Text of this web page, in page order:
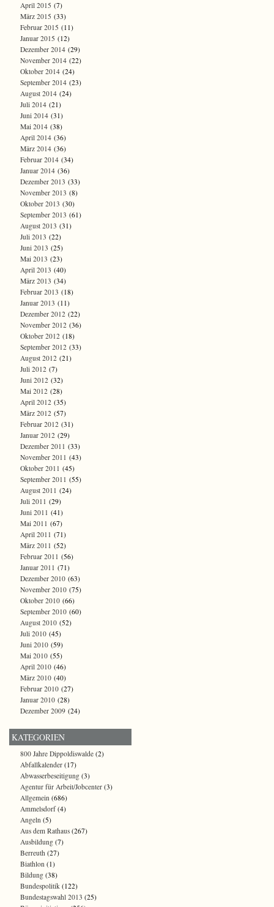
April 2015 (7)
März 2015 (33)
Februar 2015 (11)
Januar 2015 (12)
Dezember 2014 (29)
November 2014 (22)
Oktober 2014 (24)
September 2014 (23)
August 2014 (24)
Juli 2014 (21)
Juni 2014 (31)
Mai 2014 (38)
April 2014 (36)
März 2014 (36)
Februar 2014 (34)
Januar 2014 (36)
Dezember 2013 (33)
November 2013 (8)
Oktober 2013 (30)
September 2013 (61)
August 2013 (31)
Juli 2013 (22)
Juni 2013 (25)
Mai 2013 (23)
April 2013 (40)
März 2013 (34)
Februar 2013 (18)
Januar 2013 (11)
Dezember 2012 (22)
November 2012 (36)
Oktober 2012 (18)
September 2012 (33)
August 2012 (21)
Juli 2012 (7)
Juni 2012 (32)
Mai 2012 (28)
April 2012 (35)
März 2012 (57)
Februar 2012 (31)
Januar 2012 (29)
Dezember 2011 (33)
November 2011 (43)
Oktober 2011 (45)
September 2011 (55)
August 2011 (24)
Juli 2011 (29)
Juni 2011 (41)
Mai 2011 (67)
April 2011 (71)
März 2011 (52)
Februar 2011 (56)
Januar 2011 (71)
Dezember 2010 (63)
November 2010 (75)
Oktober 2010 (66)
September 2010 (60)
August 2010 (52)
Juli 2010 (45)
Juni 2010 (59)
Mai 2010 (55)
April 2010 (46)
März 2010 (40)
Februar 2010 (27)
Januar 2010 (28)
Dezember 2009 (24)
KATEGORIEN
800 Jahre Dippoldiswalde (2)
Abfallkalender (17)
Abwasserbeseitigung (3)
Agentur für Arbeit/Jobcenter (3)
Allgemein (686)
Ammelsdorf(4)
Angeln (5)
Aus dem Rathaus (267)
Ausbildung (7)
Berreuth (27)
Biathlon (1)
Bildung (38)
Bundespolitik (122)
Bundestagswahl 2013 (25)